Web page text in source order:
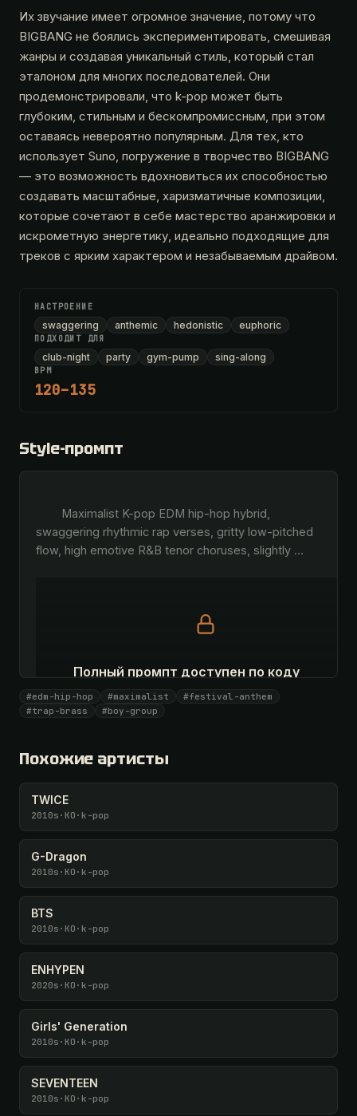
Их звучание имеет огромное значение, потому что
BIGBANG не боялись экспериментировать, смешивая
жанры и создавая уникальный стиль, который стал
эталоном для многих последователей. Они
продемонстрировали, что k-pop может быть
глубоким, стильным и бескомпромиссным, при этом
оставаясь невероятно популярным. Для тех, кто
использует Suno, погружение в творчество BIGBANG
— это возможность вдохновиться их способностью
создавать масштабные, харизматичные композиции,
которые сочетают в себе мастерство аранжировки и
искрометную энергетику, идеально подходящие для
треков с ярким характером и незабываемым драйвом.
НАСТРОЕНИЕ
swaggering anthemic hedonistic euphoric
ПОДХОДИТ ДЛЯ
club-night party gym-pump sing-along
BPM
120–135
Style-промпт
swaggering rhythmic rap verses, gritty low-pitched
flow, high emotive R&B tenor choruses, slightly …
Полный промпт доступен по коду
Открыть · 1 990 ₽
У меня есть код
#edm-hip-hop #maximalist
#festival-anthem
#trap-brass
#boy-group
Похожие артисты
TWICE
2010s · KO · k-pop
G-Dragon
2010s · KO · k-pop
BTS
2010s · KO · k-pop
ENHYPEN
2020s · KO · k-pop
Girls' Generation
2010s · KO · k-pop
SEVENTEEN
2010s · KO · k-pop